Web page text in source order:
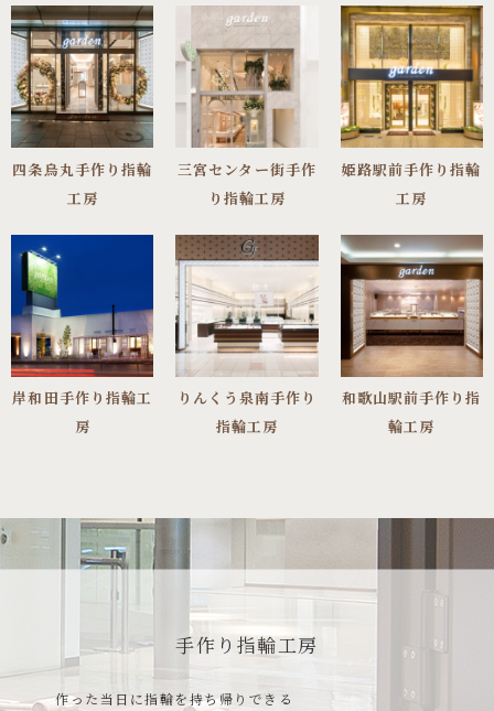
四条烏丸手作り指輪
工房
三宮センター街手作
り指輪工房
姫路駅前手作り指輪
工房
岸和田手作り指輪工
房
りんくう泉南手作り
指輪工房
和歌山駅前手作り指
輪工房
手作り指輪工房
作った当日に指輪を持ち帰りできる